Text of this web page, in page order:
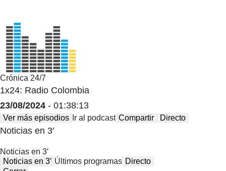
Crónica 24/7
1x24: Radio Colombia
23/08/2024 - 01:38:13
Ver más episodios Ir al podcast Compartir Directo
Noticias en 3′
Noticias en 3′
Noticias en 3′ Últimos programas Directo